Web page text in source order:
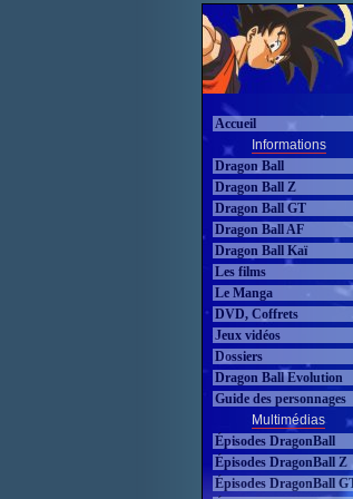
Accueil
Informations
Dragon Ball
Dragon Ball Z
Dragon Ball GT
Dragon Ball AF
Dragon Ball Kaï
Les films
Le Manga
DVD, Coffrets
Jeux vidéos
Dossiers
Dragon Ball Evolution
Guide des personnages
Multimédias
Épisodes DragonBall
Épisodes DragonBall Z
Épisodes DragonBall